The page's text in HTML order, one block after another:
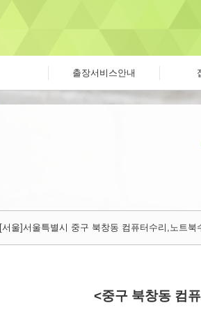
출장서비스안내
[서울]서울특별시 중구 북창동 컴퓨터수리,노트
<중구 북창동 컴